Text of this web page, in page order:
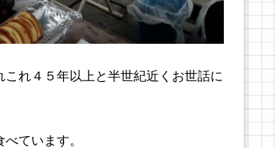
れ４５年以上と半世紀近くお世話に
ています。